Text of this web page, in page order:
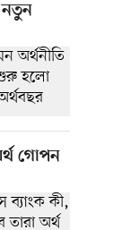
নতুন
গোপন